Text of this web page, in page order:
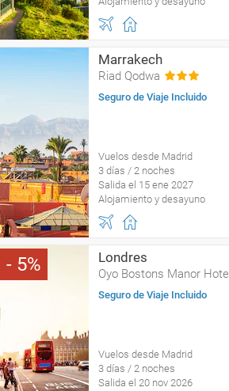
Marrakech
Riad Qodwa
Seguro de Viaje Incluido
Vuelos desde Madrid
3 días / 2 noches
Salida el 15 ene 2027
Alojamiento y desayuno
5 Londres
Oyo Bostons Manor Hotel
Seguro de Viaje Incluido
Vuelos desde Madrid
3 días / 2 noches
Salida el 20 nov 2026